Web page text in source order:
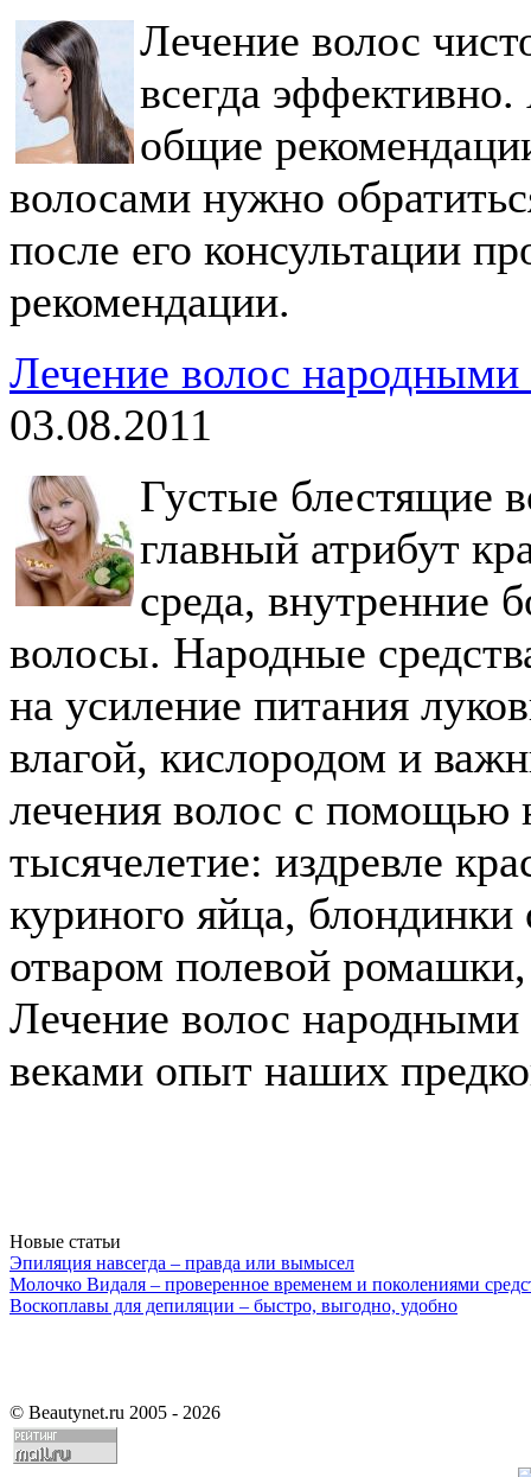
Лечение волос
всегда
общие
волосами нужно
после его консультации
рекомендации.
Лечение волос народными
03.08.2011
Густые блестящие
главный атрибут
среда, внутренние
волосы. Народные
на усиление питания
влагой, кислородом и
лечения волос с помощью
тысячелетие: издревле
куриного яйца,
отваром полевой
Лечение волос
веками опыт наших
Новые статьи
Эпиляция навсегда – правда или вымысел
Молочко Видаля – проверенное временем и поколениями
Воскоплавы для депиляции – быстро, выгодно, удобно
© Beautynet.ru 2005 - 2026